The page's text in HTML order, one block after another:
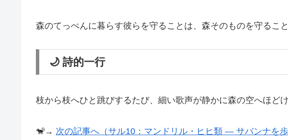
森のてっぺんに暮らす彼らを守ることは、森そのものを守るこ
🌙 詩的一行
枝から枝へひと跳びするたび、細い歌声が静かに森の空へほどけ
🐒→ 次の記事へ（サル10：マンドリル・ヒヒ類 ― サバンナを歩